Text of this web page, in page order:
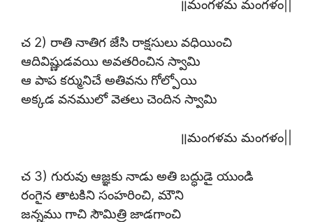
॥మంగళమ మంగళం||
చ 2) రాతి నాతిగ జేసి రాక్షసులు వధియించి
ఆదివిష్ణుడవయి అవతరించిన స్వామి
ఆ పాప కర్మునిచే అతివను గోల్పోయి
అక్కడ వనములో వెతలు చెందిన స్వామి
॥మంగళమ మంగళం||
చ 3) గురువు ఆజ్ఞకు నాడు అతి బద్ధుడై యుండి
రంగైన తాటకిని సంహరించి, మౌని
జన్నము గాచి సౌమిత్రి జాడగాంచి